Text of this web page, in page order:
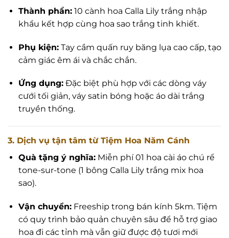
Thành phần:10 cành hoa Calla Lily trắng nhập
khẩu kết hợp cùng hoa sao trắng tinh khiết.
Phụ kiện:Tay cầm quấn ruy băng lụa cao cấp, tạo
cảm giác êm ái và chắc chắn.
Ứng dụng:Đặc biệt phù hợp với các dòng váy
cưới tối giản, váy satin bóng hoặc áo dài trắng
truyền thống.
3. Dịch vụ tận tâm từ Tiệm Hoa Năm Cánh
Quà tặng ý nghĩa:Miễn phí 01 hoa cài áo chú rể
tone-sur-tone (1 bông Calla Lily trắng mix hoa
sao).
Vận chuyển:Freeship trong bán kính 5km. Tiệm
có quy trình bảo quản chuyên sâu để hỗ trợ giao
hoa đi các tỉnh mà vẫn giữ được độ tươi mới